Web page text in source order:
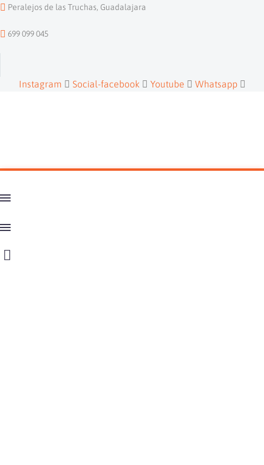
Peralejos de las Truchas, Guadalajara
699 099 045
Instagram Social-facebook Youtube Whatsapp